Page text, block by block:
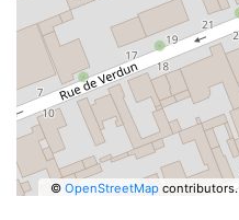
© OpenStreetMapcontributors.